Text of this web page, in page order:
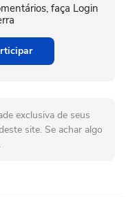
faça Login
exclusiva de seus
site. Se achar algo